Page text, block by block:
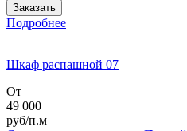
Заказать
Подробнее
Шкаф распашной 07
От
49 000
руб/п.м